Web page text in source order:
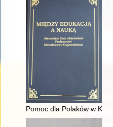
Pomoc dla Polaków w